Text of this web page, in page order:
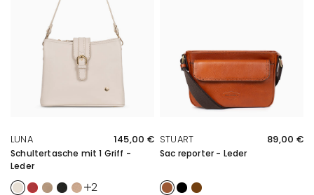
LUNA 145,00 €
Schultertasche mit 1 Griff -
Leder
Elfenbein
Rouge foncé
Biscuit
NoirDoré
2
STUART 89,00 €
Sac reporter - Leder
Cognac
NoirMarron